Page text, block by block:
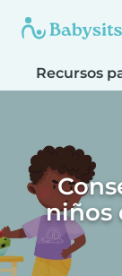
Recursos
niños